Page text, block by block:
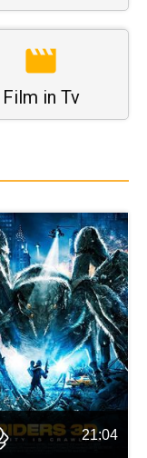
Film in Tv
21:04